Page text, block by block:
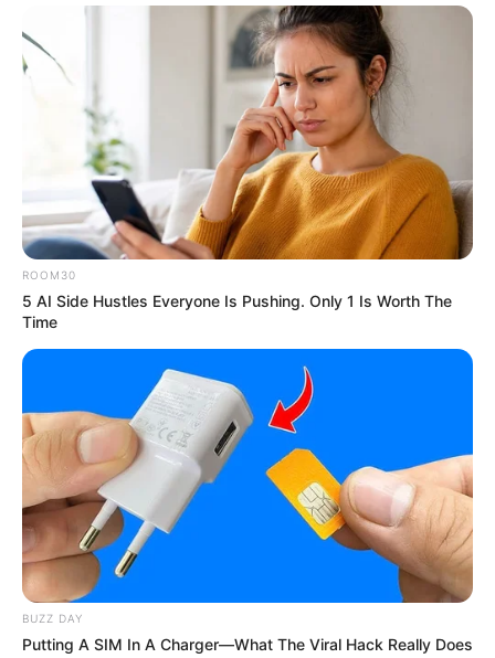
ท่านที่เกิดวันที่
15 สไตล์การทำงาน :ความเด็ดเดี่ยว
ความเชื่อในอุดมคติ ความภาคภูมิใจ สามสิ่งนี้คือจุดแข็ง
ของคุณ คุณจึงมักทำอะไรทุกอย่างโดยมีเป้าหมายเข้ามา
เกี่ยวข้องอยู่เสมอๆ ไม่มีทางเลยที่คุณจะยอมเสียเวลา
เปล่าๆ ไปกับการไม่ได้ทำในสิ่งที่ตัวเองอยากทำ การทำงาน
ในองค์กรต่างๆ คุณจะเป็นคนที่กระหายเรียนรู้เป็นอย่าง
มาก เป็นนักดูดซับข้อมูลตัวฉกาจ เรียกได้ว่าอะไรๆ คุณ
สามารถรู้ทันเกมได้หมด สร้างศาสตร์ใหม่ๆ ทฤษฎีใหม่ๆ ที่
เป็นลักษณะเฉพาะตัวของคุณเองได้ สิ่งเหล่านี้ดีเลิศจนบาง
ครั้งอาจทำให้คนหมั่นไส้เอาได้ แต่ช่างมันเถอะ เรื่อง
ธรรมดาของคนมีความสามารถ
16 สไตล์การทำงาน :ทุกเหตุการณ์ ทุก
สถานการณ์ ไม่มีอะไรเล็ดลอดสายตาคุณไปได้ เพราะการ
ทำงานของคุณจะเป็นไปในลักษณะพุ่งไปสู่เป้าหมายอย่าง
รวดเร็วที่สุด ความอ้อมค้อมเป็นสิ่งที่คุณไม่ถนัดเป็นอย่าง
ยิ่ง เวลาคุณทำอะไร คุณจะใช้ความตรงไปตรงมา บวกกับ
การวางแผนอย่างรัดกุม ทำให้ทุกอย่างเป็นไปตามที่คุณคิด
เรียกได้ว่าเกือบจะ 100 เปอร์เซ็นต์ทีเดียว ดังนั้นโลกนี้ยังจะ
มีอะไรสามารถหลอกลวงคุณได้อีก
ROOM30
5 AI Side Hustles Everyone Is Pushing. Only 1 Is Worth The
Time
BUZZ DAY
Putting A SIM In A Charger—What The Viral Hack Really Does